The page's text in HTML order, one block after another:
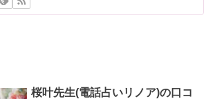
桜叶先生(電話占いリノア)の口コ